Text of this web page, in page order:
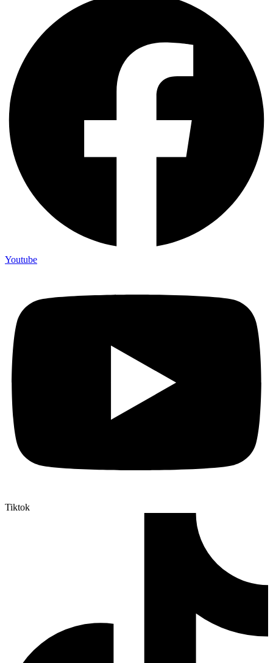
Youtube
Tiktok